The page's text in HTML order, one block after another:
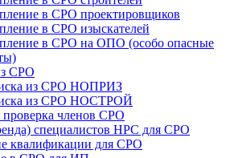
в СРО проектировщиков
в СРО изыскателей
в СРО на ОПО (особо опасные
СРО
из СРО НОПРИЗ
из СРО НОСТРОЙ
проверка членов СРО
специалистов НРС для СРО
квалификации для СРО